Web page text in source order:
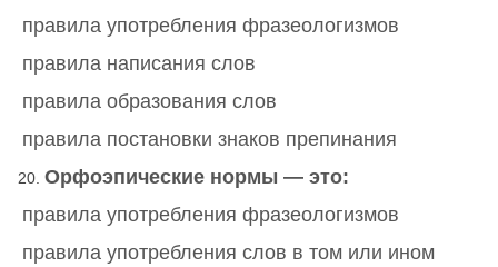
правила употребления фразеологизмов
правила написания слов
правила образования слов
правила постановки знаков препинания
Орфоэпические нормы — это:
правила употребления фразеологизмов
правила употребления слов в том или ином